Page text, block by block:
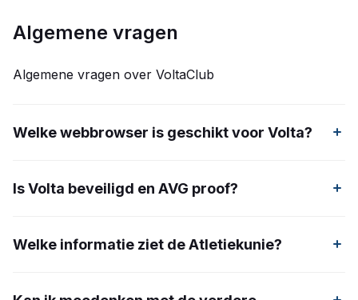
Algemene vragen
Algemene vragen over VoltaClub
Welke webbrowser is geschikt voor Volta?
Microsoft Edge of Safari, omdat deze webbrowsers
afgeraden, omdat dit een verouderde webbrowser is.
Is Volta beveiligd en AVG proof?
moderne standaarden. Wachtwoorden worden niet
zijn beschermd volgens de Europese richtlijnen. De
Welke informatie ziet de Atletiekunie?